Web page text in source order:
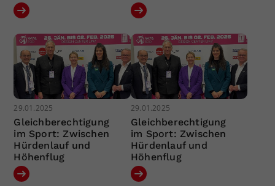
29.01.2025
Gleichberechtigung
im Sport: Zwischen
Hürdenlauf und
Höhenflug
29.01.2025
Gleichberechtigung
im Sport: Zwischen
Hürdenlauf und
Höhenflug